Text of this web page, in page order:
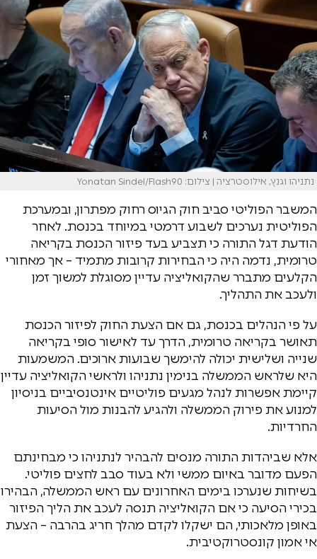
נתניהו וגנץ, אילוסטרציה | צילום: Yonatan Sindel/Flash90
המשבר הפוליטי סביב חוק הגיוס רחוק מפתרון, ובמערכת
הפוליטית נערכים לשבוע דרמטי במיוחד בכנסת. לאחר
הודעת דגל התורה כי תצביע בעד פיזור הכנסת בקריאה
טרומית, נדמה היה כי הבחירות קרובות מתמיד – אך מאחורי
הקלעים מתברר שהקואליציה עדיין מסוגלת למשוך זמן
ולעכב את התהליך.
על פי הנהלים בכנסת, גם אם הצעת החוק לפיזור הכנסת
תאושר בקריאה טרומית, הדרך עד לאישור סופי בקריאה
שנייה ושלישית יכולה להימשך שבועות ארוכים. המשמעות
היא שלראש הממשלה בנימין נתניהו ולראשי הקואליציה עדיין
קיימת אפשרות לנהל מגעים פוליטיים אינטנסיביים בניסיון
למנוע את פירוק הממשלה ולהגיע להבנות מול הסיעות
החרדיות.
אלא שביהדות התורה מנסים להבהיר לנתניהו כי מבחינתם
הפעם מדובר באיום ממשי ולא בעוד סבב לחצים פוליטי.
בשיחות שנערכו בימים האחרונים עם ראש הממשלה, הבהירו
בכירי הסיעה כי אם הקואליציה תנסה לעכב את הליך הפיזור
באופן מלאכותי, הם ישקלו לקדם מהלך חריג בהרבה – הצעת
אי אמון קונסטרוקטיבית.